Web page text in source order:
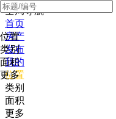
全局导航
首页
房产
发布
我的
位置
类别
面积
更多
位置
类别
面积
更多